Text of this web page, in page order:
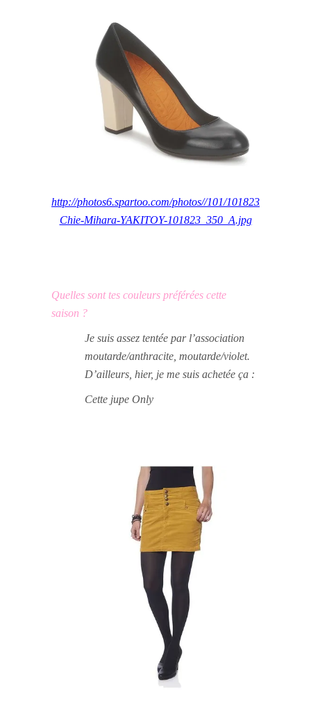
http://photos6.spartoo.com/photos//101/101823/Escarpins-
Chie-Mihara-YAKITOY-101823_350_A.jpg
Quelles sont tes couleurs préférées cette
saison ?
Je suis assez tentée par l’association
moutarde/anthracite, moutarde/violet.
D’ailleurs, hier, je me suis achetée ça :
Cette jupe Only